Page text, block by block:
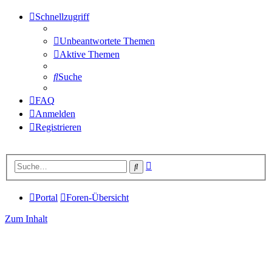
Schnellzugriff
Unbeantwortete Themen
Aktive Themen
Suche
FAQ
Anmelden
Registrieren
Suche
Portal Foren-Übersicht
Zum Inhalt